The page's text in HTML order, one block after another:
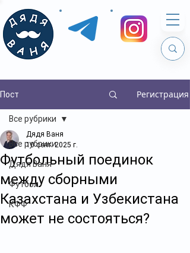
Пост Регистрация
Все рубрики
Дядя Ваня
Футбол
КФФ
Все рубрики
Футбольный поединок
между сборными
Казахстана и Узбекистана
может не состояться?
Дядя Ваня
10 сент. 2025 г.